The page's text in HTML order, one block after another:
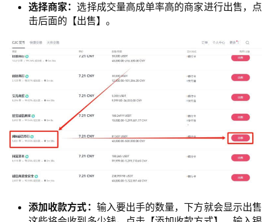
选择商家：选择成交量高成单率高的商家进行出售，点
击后面的【出售】。
添加收款方式： 输入要出手的数量，下方就会显示出售